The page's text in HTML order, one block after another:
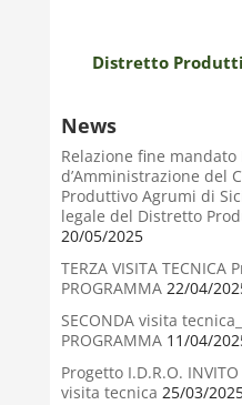
Distretto
News
Relazione fine
d’Amministrazione del
Produttivo Agrumi di
legale del Distretto
20/05/2025
TERZA VISITA TECNICA
PROGRAMMA22/04/
SECONDA visita
PROGRAMMA11/04/
Progetto I.D.R.O.
visita tecnica 25/03/